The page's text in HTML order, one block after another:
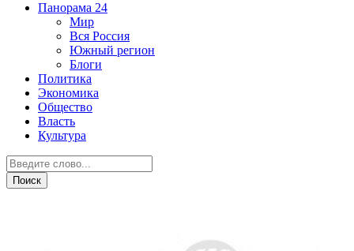
Панорама 24
Мир
Вся Россия
Южный регион
Блоги
Политика
Экономика
Общество
Власть
Культура